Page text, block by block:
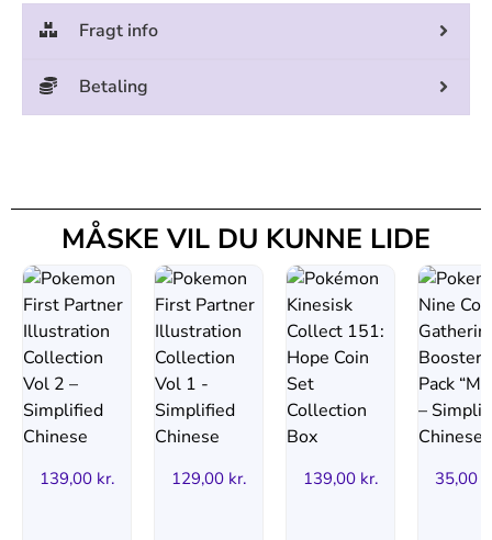
Fragt info
Betaling
MÅSKE VIL DU KUNNE LIDE
139,00 kr. 129,00 kr. 139,00 kr. 35,00